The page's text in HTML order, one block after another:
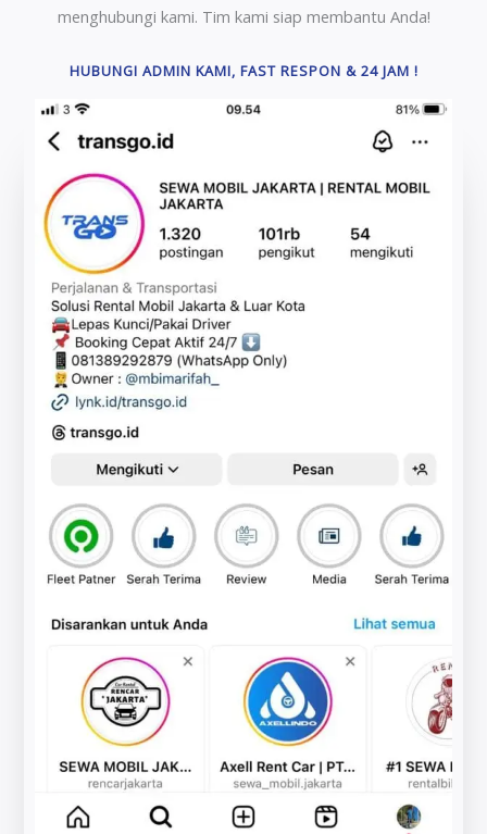
menghubungi kami. Tim kami siap membantu Anda!
HUBUNGI ADMIN KAMI, FAST RESPON & 24 JAM !